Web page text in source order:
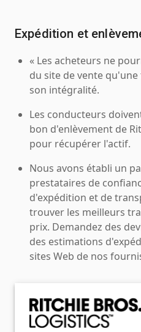
Expédition et
« Les acheteurs ne
du site de vente
son intégralité.
Les conducteurs
bon d'enlèvement de
pour récupérer l'actif.
Nous avons établi un
prestataires de
d'expédition et de
trouver les meilleurs
prix. Demandez des
des estimations
sites Web de nos